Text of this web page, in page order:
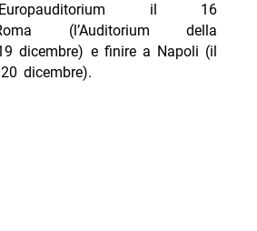
il 16
(l’Auditorium della
dicembre) e finire a Napoli (il
dicembre).